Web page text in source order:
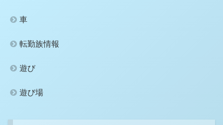
車
転勤族情報
遊び
遊び場